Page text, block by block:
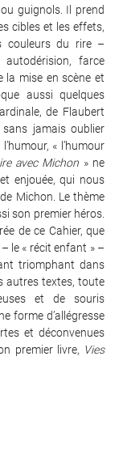
guignols. Il prend
cibles et les effets,
couleurs du rire –
farce
la mise en scène et
aussi quelques
de Flaubert
jamais oublier
« l’humour
avec Michon » ne
enjouée, qui nous
Michon. Le thème
son premier héros.
de ce Cahier, que
le « récit enfant » –
triomphant dans
autres textes, toute
et de souris
forme d’allégresse
et déconvenues
premier livre, Vies